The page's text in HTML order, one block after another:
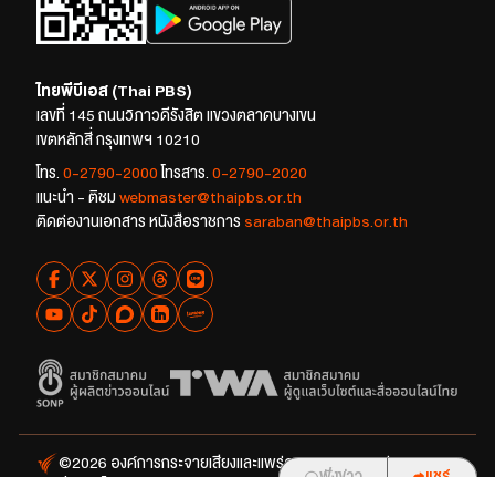
ไทยพีบีเอส (Thai PBS)
เลขที่ 145 ถนนวิภาวดีรังสิต แขวงตลาดบางเขน
เขตหลักสี่ กรุงเทพฯ 10210
โทร. 0-2790-2000 โทรสาร. 0-2790-2020
แนะนำ - ติชม webmaster@thaipbs.or.th
ติดต่องานเอกสาร หนังสือราชการ saraban@thaipbs.or.th
©2026 องค์การกระจายเสียงและแพร่ภาพสาธารณะแห่ง